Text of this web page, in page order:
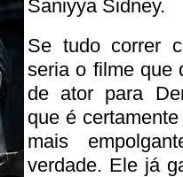
Saniyya Sidney.
Se tudo correr
seria o filme que
de ator para
que é
mais
verdade. Ele já